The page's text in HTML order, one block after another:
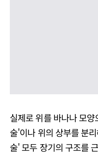
실제로 위를 바나나 모
술'이나 위의 상부를 분
술' 모두 장기의 구조를